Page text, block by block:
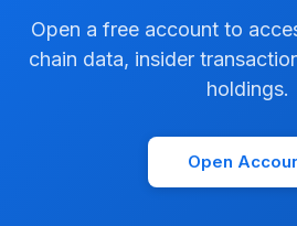
Open a free account to
chain data, insider
holdings.
Open